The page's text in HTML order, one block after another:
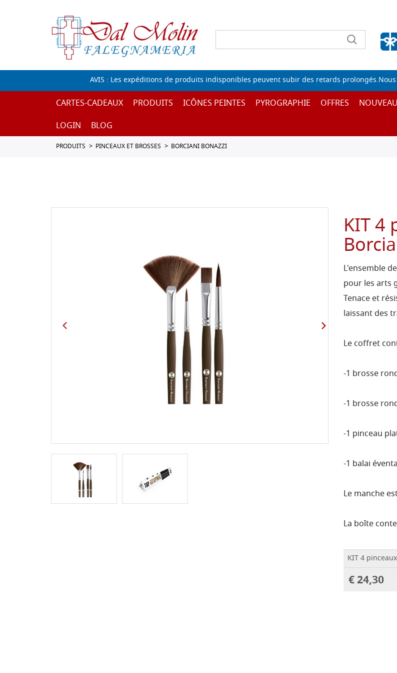
Liste de
AVIS : Les expéditions de produits indisponibles peuvent subir des retards
CARTES-CADEAUX PRODUITS ICÔNES PEINTES PYROGRAPHIE OFFRES NOUVEAU
LOGIN
BLOG
PRODUITS PINCEAUX ET BROSSES BORCIANI BONAZZI
KIT 4
L'ensemble
pour les arts
Tenace et
laissant des
Le coffret
-1 brosse
-1 brosse
-1 pinceau
-1 balai
Le manche
La boîte
KIT 4
€ 24,30